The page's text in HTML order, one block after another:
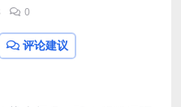
0
评论建议